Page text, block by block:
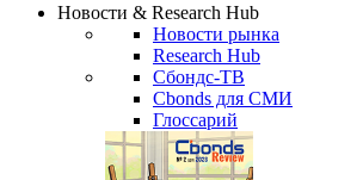
Новости & Research Hub
Новости рынка
Research Hub
Сбондс-ТВ
Cbonds для СМИ
Глоссарий